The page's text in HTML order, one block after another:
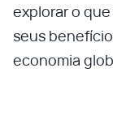
explorar o
seus
economia